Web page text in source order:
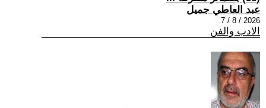
عبد العاطي جميل
2026 / 8 / 7
الادب والفن